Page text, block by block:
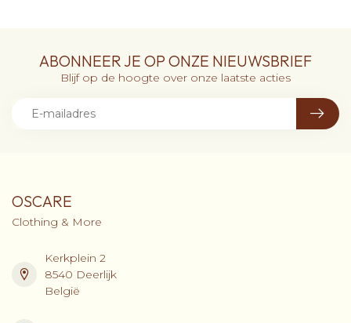
ABONNEER JE OP ONZE NIEUWSBRIEF
Blijf op de hoogte over onze laatste acties
OSCARE
Clothing & More
Kerkplein 2
8540 Deerlijk
België